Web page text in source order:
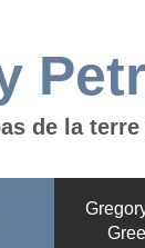
de la